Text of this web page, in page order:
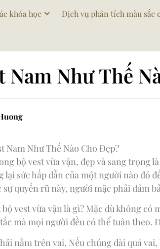
khóa học Dịch vụ phân tích màu sắc
Nam Như Thế
Nam Như Thế Nào Cho Đẹp?
bộ vest vừa vặn, đẹp và sang trọng
lại sức hấp dẫn của một người nào đó
quyến rũ này, người mặc phải đảm
vest vừa vặn là gì? Mặc dù không
mà mọi người đều có thể tuân theo.
nằm trên vai. Nếu chúng dài quá